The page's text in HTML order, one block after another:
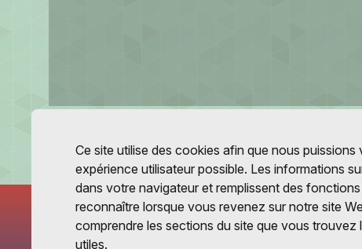
Ce site utilise des cookies afin que nous puissions
expérience utilisateur possible. Les informations
dans votre navigateur et remplissent des
reconnaître lorsque vous revenez sur notre site
comprendre les sections du site que vous trouvez
utiles.